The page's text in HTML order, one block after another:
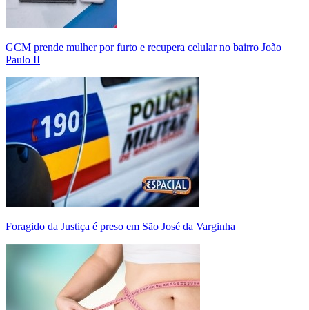
GCM prende mulher por furto e recupera celular no bairro João
Paulo II
Foragido da Justiça é preso em São José da Varginha